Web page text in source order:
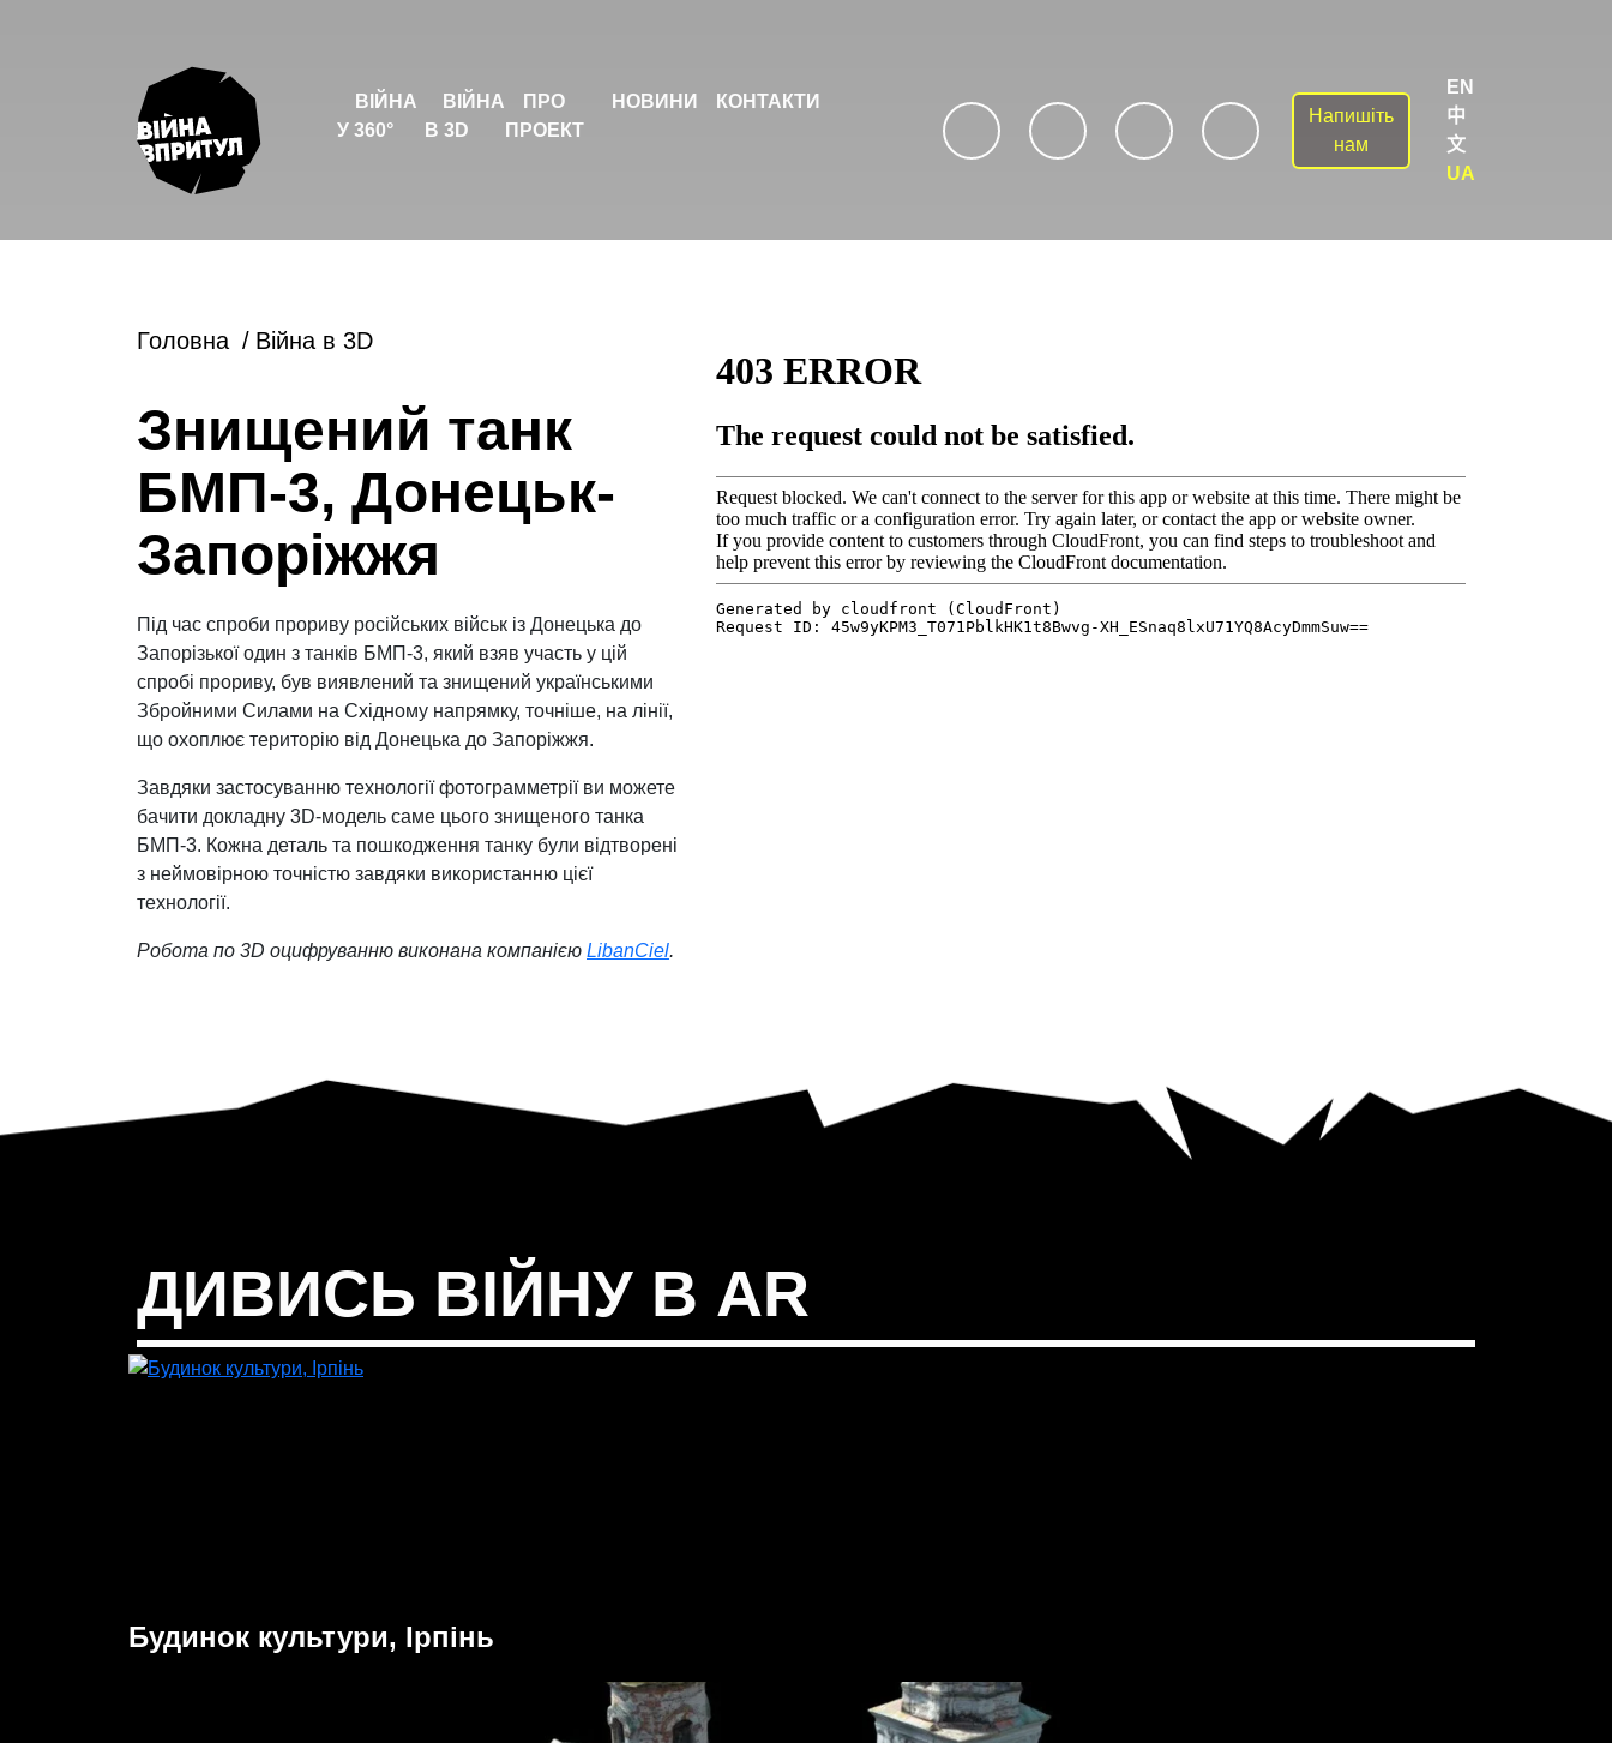
ВІЙНА
У 360°
ВІЙНА
В 3D
ПРО
ПРОЕКТ
НОВИНИ
КОНТАКТИ
facebook
youtube instagram
Напишіть
нам
EN
中
文
UA
Головна Війна в 3D
Знищений танк
БМП-3, Донецьк-
Запоріжжя
Під час спроби прориву російських військ із Донецька до
Запорізької один з танків БМП-3, який взяв участь у цій
спробі прориву, був виявлений та знищений українськими
Збройними Силами на Східному напрямку, точніше, на лінії,
що охоплює територію від Донецька до Запоріжжя.
Завдяки застосуванню технології фотограмметрії ви можете
бачити докладну 3D-модель саме цього знищеного танка
БМП-3. Кожна деталь та пошкодження танку були відтворені
з неймовірною точністю завдяки використанню цієї
технології.
Робота по 3D оцифруванню виконана компанією LibanCiel.
ДИВИСЬ ВІЙНУ В AR
Будинок культури, Ірпінь